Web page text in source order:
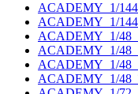
ACADEMY_1/
ACADEMY_1/
ACADEMY_1/
ACADEMY_1/
ACADEMY_1/
ACADEMY_1/